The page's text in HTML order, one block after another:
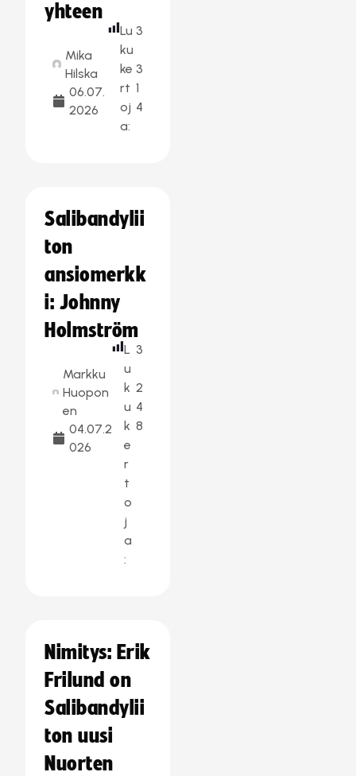
yhteen
Mika
Hilska
06.07.
2026
Lu
ku
ke
rt
oj
a:
3
3
1
4
Salibandylii
ton
ansiomerkk
i: Johnny
Holmström
Markku
Huopon
en
04.07.2
026
L
u
k
u
k
e
r
t
o
j
a
:
3
2
4
8
Nimitys: Erik
Frilund on
Salibandylii
ton uusi
Nuorten